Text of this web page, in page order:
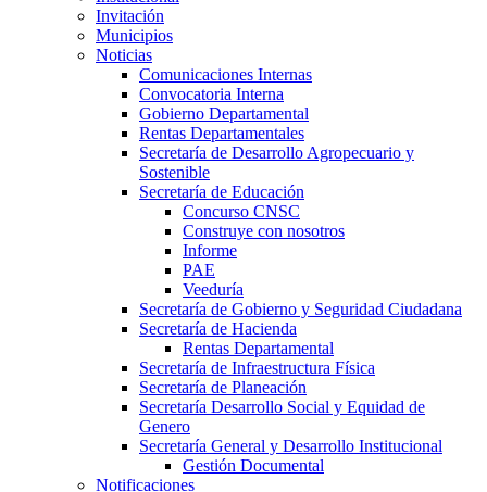
Invitación
Municipios
Noticias
Comunicaciones Internas
Convocatoria Interna
Gobierno Departamental
Rentas Departamentales
Secretaría de Desarrollo Agropecuario y
Sostenible
Secretaría de Educación
Concurso CNSC
Construye con nosotros
Informe
PAE
Veeduría
Secretaría de Gobierno y Seguridad Ciudadana
Secretaría de Hacienda
Rentas Departamental
Secretaría de Infraestructura Física
Secretaría de Planeación
Secretaría Desarrollo Social y Equidad de
Genero
Secretaría General y Desarrollo Institucional
Gestión Documental
Notificaciones